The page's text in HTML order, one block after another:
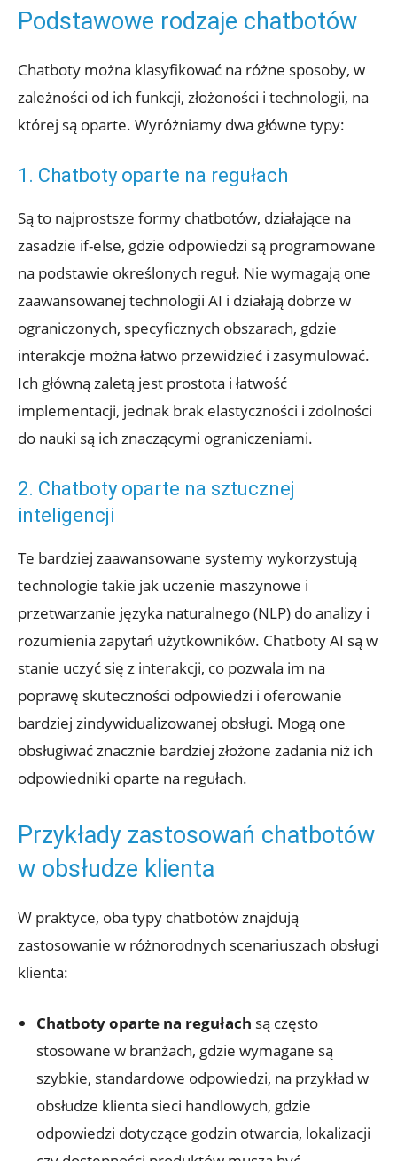
Podstawowe rodzaje chatbotów
Chatboty można klasyfikować na różne sposoby, w
zależności od ich funkcji, złożoności i technologii, na
której są oparte. Wyróżniamy dwa główne typy:
1. Chatboty oparte na regułach
Są to najprostsze formy chatbotów, działające na
zasadzie if-else, gdzie odpowiedzi są programowane
na podstawie określonych reguł. Nie wymagają one
zaawansowanej technologii AI i działają dobrze w
ograniczonych, specyficznych obszarach, gdzie
interakcje można łatwo przewidzieć i zasymulować.
Ich główną zaletą jest prostota i łatwość
implementacji, jednak brak elastyczności i zdolności
do nauki są ich znaczącymi ograniczeniami.
2. Chatboty oparte na sztucznej
inteligencji
Te bardziej zaawansowane systemy wykorzystują
technologie takie jak uczenie maszynowe i
przetwarzanie języka naturalnego (NLP) do analizy i
rozumienia zapytań użytkowników. Chatboty AI są w
stanie uczyć się z interakcji, co pozwala im na
poprawę skuteczności odpowiedzi i oferowanie
bardziej zindywidualizowanej obsługi. Mogą one
obsługiwać znacznie bardziej złożone zadania niż ich
odpowiedniki oparte na regułach.
Przykłady zastosowań chatbotów
w obsłudze klienta
W praktyce, oba typy chatbotów znajdują
zastosowanie w różnorodnych scenariuszach obsługi
klienta:
Chatboty oparte na regułach są często
stosowane w branżach, gdzie wymagane są
szybkie, standardowe odpowiedzi, na przykład w
obsłudze klienta sieci handlowych, gdzie
odpowiedzi dotyczące godzin otwarcia, lokalizacji